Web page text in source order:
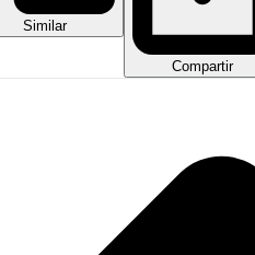
Similar
Compartir